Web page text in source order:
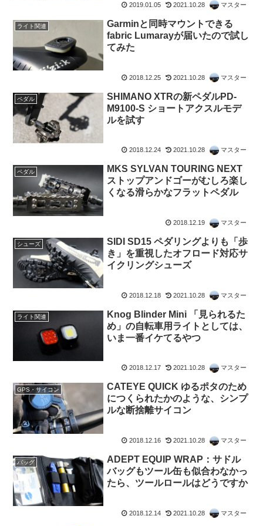
2019.01.05 2021.10.28 マスター
ライト関連
Garminと同時マウントできる
fabric Lumarayが届いたので試し
てみた
2018.12.25 2021.10.28 マスター
ペダル
SHIMANO XTRの新ペダルPD-
M9100-S ショートアクスルモデ
ルを試す
2018.12.24 2021.10.28 マスター
ペダル
MKS SYLVAN TOURING NEXT
ストップアンドゴーがむしろ楽し
くなる滑らかなフラットペダル
2018.12.19 マスター
シューズ
SIDI SD15 ペダリングよりも「歩
き」を重視したオフロード対応サ
イクリングシューズ
2018.12.18 2021.10.28 マスター
ライト関連
Knog Blinder Mini 「見られるた
め」の自転車用ライトとしては、
いま一番イケてるやつ
2018.12.17 2021.10.28 マスター
GPS・サイコン
CATEYE QUICK ゆるポタのため
につくられたかのような、シンプ
ルな断捨離サイコン
2018.12.16 2021.10.28 マスター
バッグ
ADEPT EQUIP WRAP：サドル
バッグもツール缶も似合わなかっ
たら、ツールロールはどうですか
2018.12.14 2021.10.28 マスター